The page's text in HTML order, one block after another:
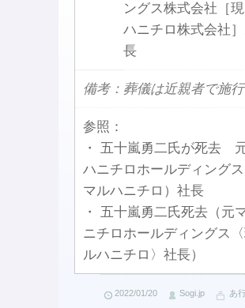
ングス株式会社［
ハニチロ株式会社
長
備考：葬儀は近親者で施行
参照：
・ 五十嵐勇二氏が死去
ハニチロホールディング
マルハニチロ）社長
・ 五十嵐勇二氏死去（元
ニチロホールディングス
ルハニチロ〉社長）
2022/01/20 Sogi.jp あ